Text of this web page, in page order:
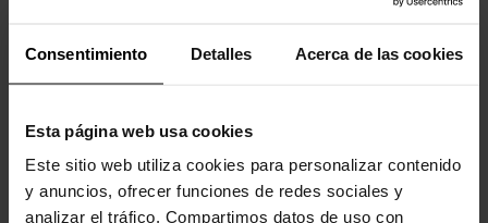
Consentimiento Detalles Acerca de las cookies
Esta página web usa cookies
Este sitio web utiliza cookies para personalizar contenido
y anuncios, ofrecer funciones de redes sociales y
analizar el tráfico. Compartimos datos de uso con
-20% -20%